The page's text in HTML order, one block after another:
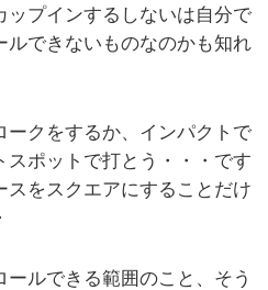
ップインするしないは自分で
ルできないものなのかも知れ
ークをするか、インパクトで
ポットで打とう・・・です
スをスクエアにすることだけ
ルできる範囲のこと、そう